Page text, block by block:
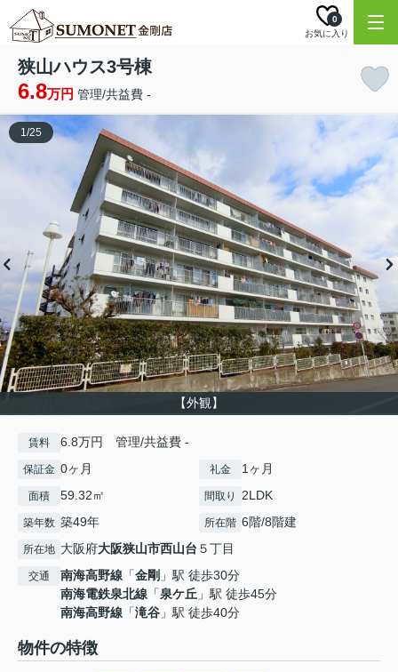
お気に入り
0
狭山ハウス3号棟
6.8万円 管理/共益費 -
【外観】
1/25
賃料 6.8万円 管理/共益費 -
保証金 0ヶ月 礼金 1ヶ月
面積 59.32㎡ 間取り 2LDK
築年数 築49年 所在階 6階/8階建
所在地 大阪府大阪狭山市西山台 ５丁目
交通 南海高野線 「金剛 」駅 徒歩30分
南海電鉄泉北線 「泉ケ丘 」駅 徒歩45分
南海高野線 「滝谷 」駅 徒歩40分
物件の特徴